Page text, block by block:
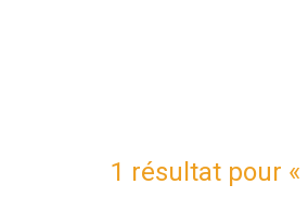
1 résultat pour «